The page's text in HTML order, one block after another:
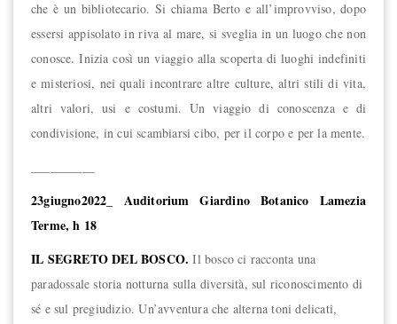
che è un bibliotecario. Si chiama Berto e all’improvviso, dopo
essersi appisolato in riva al mare, si sveglia in un luogo che non
conosce. Inizia così un viaggio alla scoperta di luoghi indefiniti
e misteriosi, nei quali incontrare altre culture, altri stili di vita,
altri valori, usi e costumi. Un viaggio di conoscenza e di
condivisione, in cui scambiarsi cibo, per il corpo e per la mente.
23giugno2022_ Auditorium Giardino Botanico Lamezia
Terme, h 18
IL SEGRETO DEL BOSCO. Il bosco ci racconta una
paradossale storia notturna sulla diversità, sul riconoscimento di
sé e sul pregiudizio. Un’avventura che alterna toni delicati,